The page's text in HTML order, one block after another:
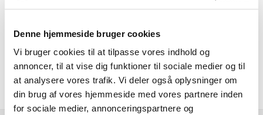
Denne hjemmeside bruger cookies
Vi bruger cookies til at tilpasse vores indhold og
annoncer, til at vise dig funktioner til sociale medier og til
at analysere vores trafik. Vi deler også oplysninger om
din brug af vores hjemmeside med vores partnere inden
for sociale medier, annonceringspartnere og
Elruder for/bag
Head-up display
Højdejusterbart førersæde
Motor & Ydelse
Økonomi